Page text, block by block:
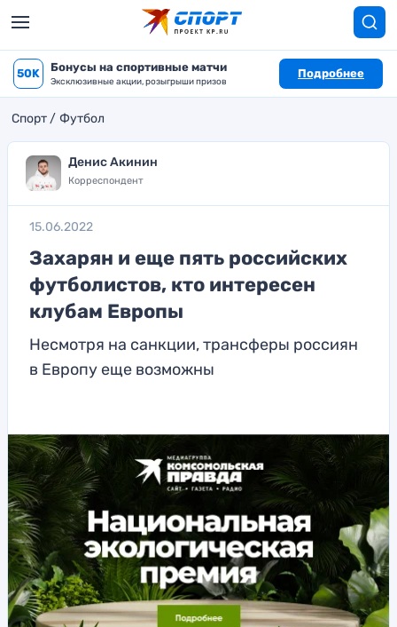
50K Бонусы на спортивные матчи
Эксклюзивные акции, розыгрыши призов
Подробнее
Спорт Футбол
Денис Акинин
Корреспондент
15.06.2022
Захарян и еще пять российских
футболистов, кто интересен
клубам Европы
Несмотря на санкции, трансферы россиян
в Европу еще возможны